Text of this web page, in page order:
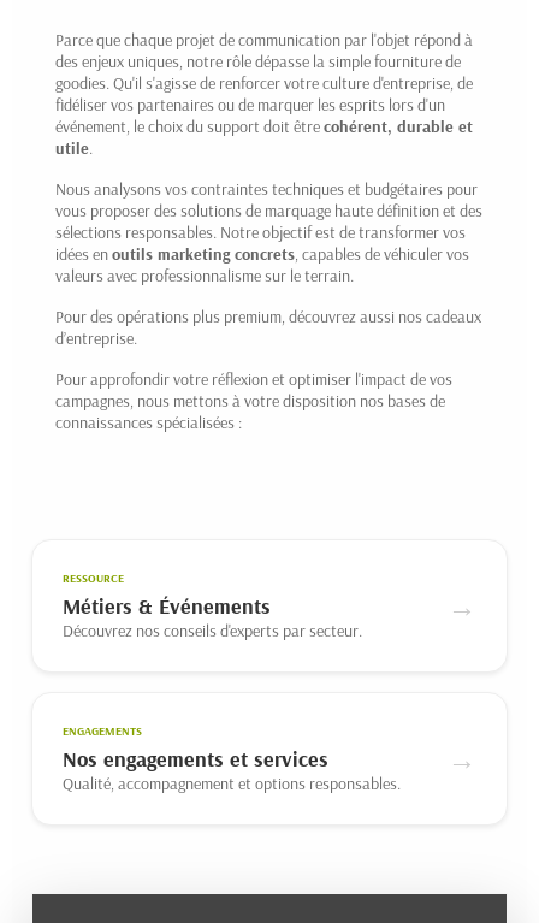
Parce que chaque projet de communication par l'objet répond à
des enjeux uniques, notre rôle dépasse la simple fourniture de
goodies. Qu'il s'agisse de renforcer votre culture d'entreprise, de
fidéliser vos partenaires ou de marquer les esprits lors d'un
événement, le choix du support doit êtrecohérent, durable et
utile.
Nous analysons vos contraintes techniques et budgétaires pour
vous proposer des solutions de marquage haute définition et des
sélections responsables. Notre objectif est de transformer vos
idées enoutils marketing concrets, capables de véhiculer vos
valeurs avec professionnalisme sur le terrain.
Pour des opérations plus premium, découvrez aussi noscadeaux
d’entreprise.
Pour approfondir votre réflexion et optimiser l'impact de vos
campagnes, nous mettons à votre disposition nos bases de
connaissances spécialisées :
RESSOURCE
Métiers & Événements
Découvrez nos conseils d'experts par secteur.
→
ENGAGEMENTS
Nos engagements et services
Qualité, accompagnement et options responsables.
→